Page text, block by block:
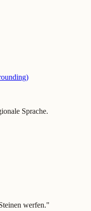
Sprache.
werfen."